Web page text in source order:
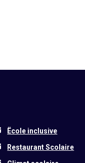
Ëcole inclusive
Restaurant Scolaire